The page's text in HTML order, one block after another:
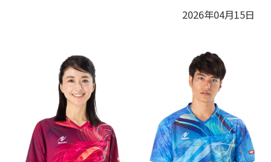
2026年04月15日